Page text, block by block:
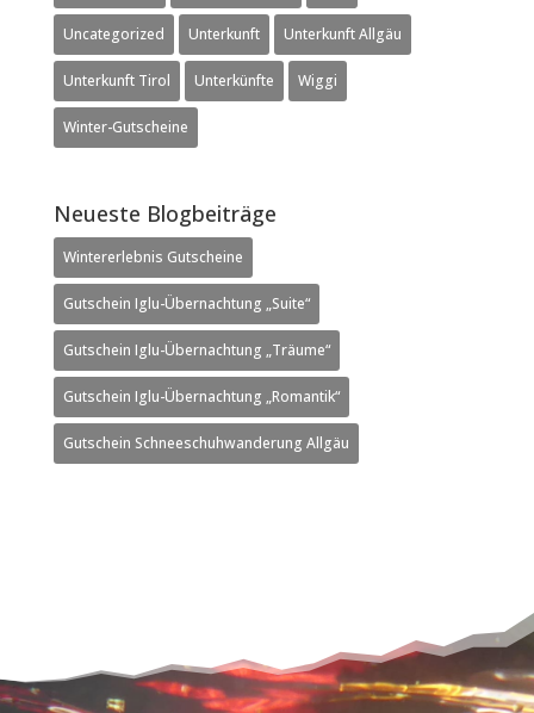
Uncategorized Unterkunft Unterkunft Allgäu
Unterkunft Tirol Unterkünfte Wiggi
Winter-Gutscheine
Neueste Blogbeiträge
Wintererlebnis Gutscheine
Gutschein Iglu-Übernachtung „Suite“
Gutschein Iglu-Übernachtung „Träume“
Gutschein Iglu-Übernachtung „Romantik“
Gutschein Schneeschuhwanderung Allgäu